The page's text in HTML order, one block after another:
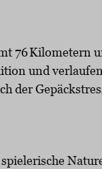
76 Kilometern
und
der